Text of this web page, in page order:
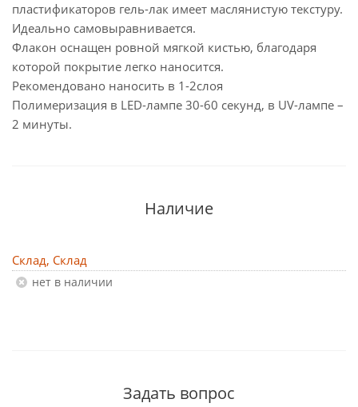
пластификаторов гель-лак имеет маслянистую текстуру.
Идеально самовыравнивается.
Флакон оснащен ровной мягкой кистью, благодаря
которой покрытие легко наносится.
Рекомендовано наносить в 1-2слоя
Полимеризация в LED-лампе 30-60 секунд, в UV-лампе –
2 минуты.
Наличие
Склад, Склад
Нет в наличии
Задать вопрос